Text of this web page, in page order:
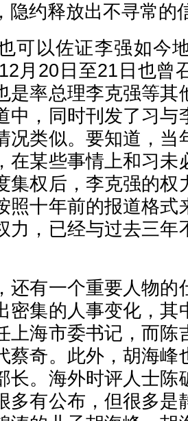
隐约释放出不寻常的
可以佐证李强如今
月20日至21日也曾
是率总理李克强等其
中，同时刊发了习与
况类似。要知道，当
在某些事情上和习未
集权后，李克强的权
照十年前的报道格式
力，已经与过去三年
还有一个重要人物的
密集的人事变化，其
上海市委书记，而陈
蔡奇。此外，胡海峰
长。海外时评人士陈
多有公布，但很多是